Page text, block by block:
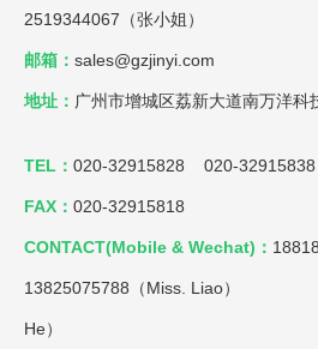
2519344067（张小姐）
邮箱： sales@gzjinyi.com
地址： 广州市增城区荔新大道南万洋科
TEL： 020-32915828 020-32915838
FAX： 020-32915818
CONTACT(Mobile & Wechat)：
13825075788（Miss. Liao）
He）